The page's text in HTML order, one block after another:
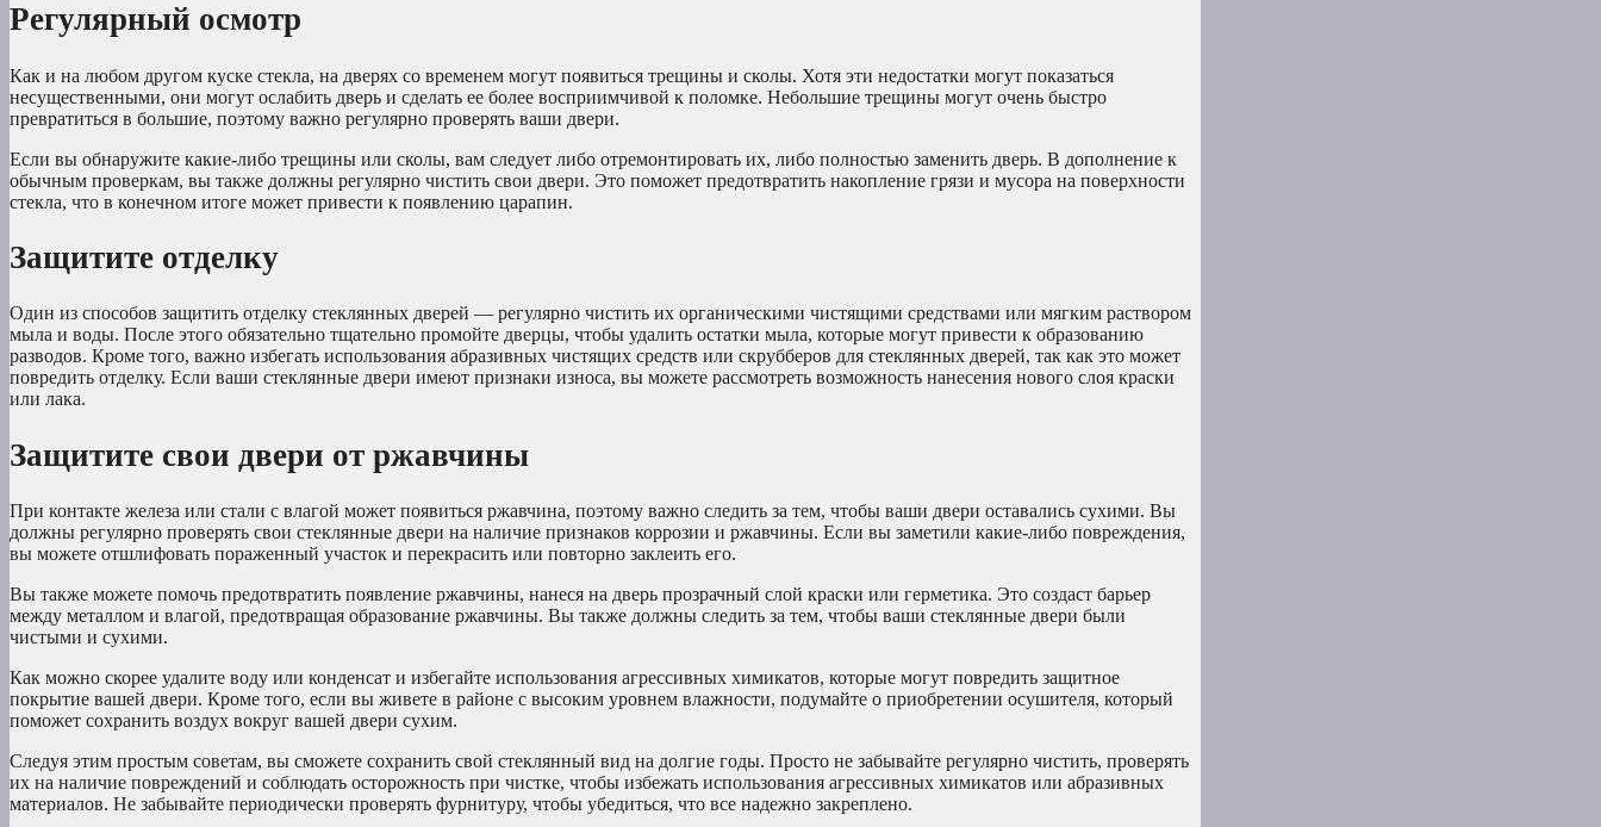
Регулярный осмотр
Как и на любом другом куске стекла, на дверях со временем могут появиться трещины и сколы. Хотя эти недостатки могут показаться
несущественными, они могут ослабить дверь и сделать ее более восприимчивой к поломке. Небольшие трещины могут очень быстро
превратиться в большие, поэтому важно регулярно проверять ваши двери.
Если вы обнаружите какие-либо трещины или сколы, вам следует либо отремонтировать их, либо полностью заменить дверь. В дополнение к
обычным проверкам, вы также должны регулярно чистить свои двери. Это поможет предотвратить накопление грязи и мусора на поверхности
стекла, что в конечном итоге может привести к появлению царапин.
Защитите отделку
Один из способов защитить отделку стеклянных дверей — регулярно чистить их органическими чистящими средствами или мягким раствором
мыла и воды. После этого обязательно тщательно промойте дверцы, чтобы удалить остатки мыла, которые могут привести к образованию
разводов. Кроме того, важно избегать использования абразивных чистящих средств или скрубберов для стеклянных дверей, так как это может
повредить отделку. Если ваши стеклянные двери имеют признаки износа, вы можете рассмотреть возможность нанесения нового слоя краски
или лака.
Защитите свои двери от ржавчины
При контакте железа или стали с влагой может появиться ржавчина, поэтому важно следить за тем, чтобы ваши двери оставались сухими. Вы
должны регулярно проверять свои стеклянные двери на наличие признаков коррозии и ржавчины. Если вы заметили какие-либо повреждения,
вы можете отшлифовать пораженный участок и перекрасить или повторно заклеить его.
Вы также можете помочь предотвратить появление ржавчины, нанеся на дверь прозрачный слой краски или герметика. Это создаст барьер
между металлом и влагой, предотвращая образование ржавчины. Вы также должны следить за тем, чтобы ваши стеклянные двери были
чистыми и сухими.
Как можно скорее удалите воду или конденсат и избегайте использования агрессивных химикатов, которые могут повредить защитное
покрытие вашей двери. Кроме того, если вы живете в районе с высоким уровнем влажности, подумайте о приобретении осушителя, который
поможет сохранить воздух вокруг вашей двери сухим.
Следуя этим простым советам, вы сможете сохранить свой стеклянный вид на долгие годы. Просто не забывайте регулярно чистить, проверять
их на наличие повреждений и соблюдать осторожность при чистке, чтобы избежать использования агрессивных химикатов или абразивных
материалов. Не забывайте периодически проверять фурнитуру, чтобы убедиться, что все надежно закреплено.